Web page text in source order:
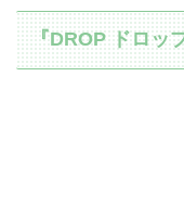
『DROP ドロッ